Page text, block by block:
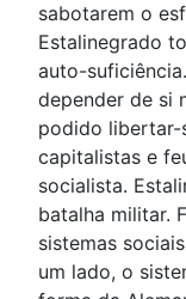
sabotarem o
Estalinegrado
auto-
depender de si
podido libertar-
capitalistas e
socialista.
batalha militar.
sistemas
um lado, o